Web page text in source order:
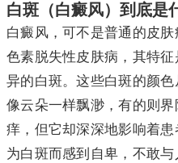
白斑（白癜风）到底是
白癜风，可不是普通的皮
色素脱失性皮肤病，其特
异的白斑。这些白斑的颜
像云朵一样飘渺，有的则
痒，但它却深深地影响着
为白斑而感到自卑，不敢